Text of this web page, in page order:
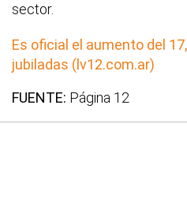
sector.
Es oficial el aumento del
jubiladas (lv12.com.ar)
FUENTE: Página 12